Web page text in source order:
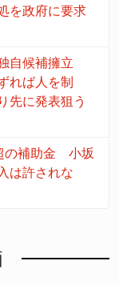
を政府に要求
自候補擁立
れば人を制
先に発表狙う
の補助金 小坂
は許されな